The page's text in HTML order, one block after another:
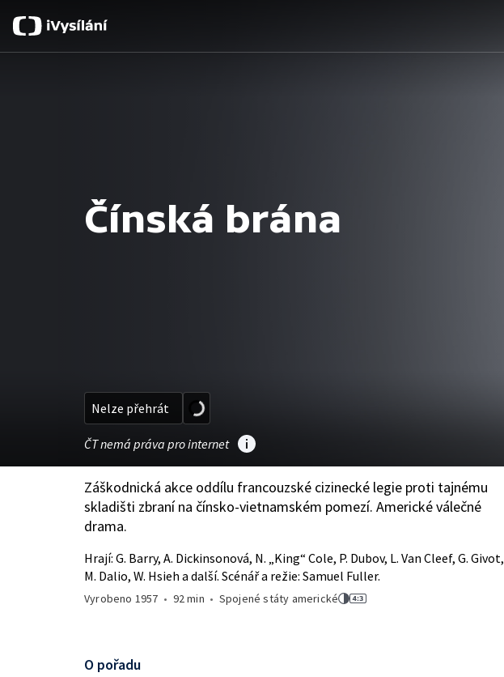
Čínská brána
Nelze přehrát
ČT nemá práva pro internet
Záškodnická akce oddílu francouzské cizinecké legie proti tajnému
skladišti zbraní na čínsko-vietnamském pomezí. Americké válečné
drama.
Hrají: G. Barry, A. Dickinsonová, N. „King“ Cole, P. Dubov, L. Van Cleef, G. Givot,
M. Dalio, W. Hsieh a další. Scénář a režie: Samuel Fuller.
Vyrobeno 1957 • 92 min • Spojené státy americké
O pořadu